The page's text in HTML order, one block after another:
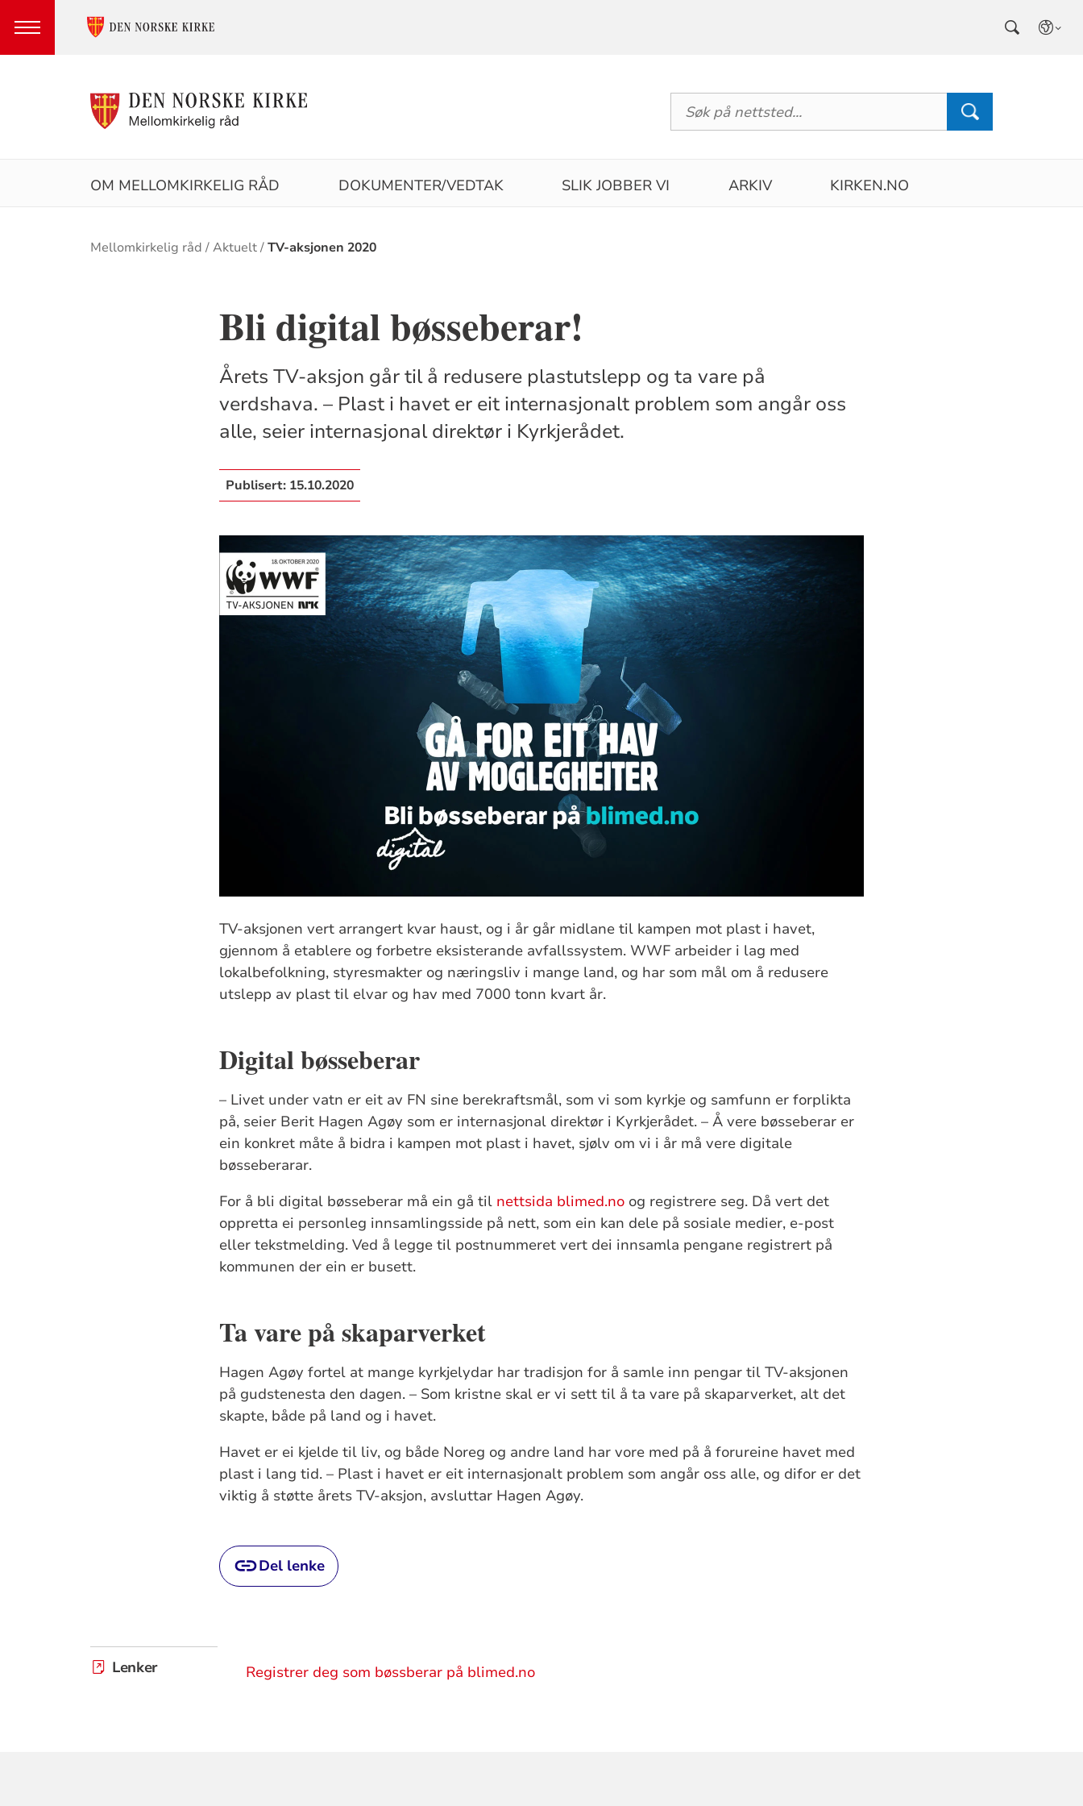
HovedmenyOM MELLOMKIRKELIG RÅD DOKUMENTER/VEDTAK SLIK JOBBER VI ARKIV KIRKEN.NO
Brødsmulesti
Mellomkirkelig råd Aktuelt TV-aksjonen 2020
Bli digital bøsseberar!
Årets TV-aksjon går til å redusere plastutslepp og ta vare på
verdshava. – Plast i havet er eit internasjonalt problem som angår oss
alle, seier internasjonal direktør i Kyrkjerådet.
Publisert: 15.10.2020
TV-aksjonen vert arrangert kvar haust, og i år går midlane til kampen mot plast i havet,
gjennom å etablere og forbetre eksisterande avfallssystem. WWF arbeider i lag med
lokalbefolkning, styresmakter og næringsliv i mange land, og har som mål om å redusere
utslepp av plast til elvar og hav med 7000 tonn kvart år.
Digital bøsseberar
– Livet under vatn er eit av FN sine berekraftsmål, som vi som kyrkje og samfunn er forplikta
på, seier Berit Hagen Agøy som er internasjonal direktør i Kyrkjerådet. – Å vere bøsseberar er
ein konkret måte å bidra i kampen mot plast i havet, sjølv om vi i år må vere digitale
bøsseberarar.
For å bli digital bøsseberar må ein gå til nettsida blimed.no og registrere seg. Då vert det
oppretta ei personleg innsamlingsside på nett, som ein kan dele på sosiale medier, e-post
eller tekstmelding. Ved å legge til postnummeret vert dei innsamla pengane registrert på
kommunen der ein er busett.
Ta vare på skaparverket
Hagen Agøy fortel at mange kyrkjelydar har tradisjon for å samle inn pengar til TV-aksjonen
på gudstenesta den dagen. – Som kristne skal er vi sett til å ta vare på skaparverket, alt det
skapte, både på land og i havet.
Havet er ei kjelde til liv, og både Noreg og andre land har vore med på å forureine havet med
plast i lang tid. – Plast i havet er eit internasjonalt problem som angår oss alle, og difor er det
viktig å støtte årets TV-aksjon, avsluttar Hagen Agøy.
Del lenke
Lenker Registrer deg som bøssberar på blimed.no